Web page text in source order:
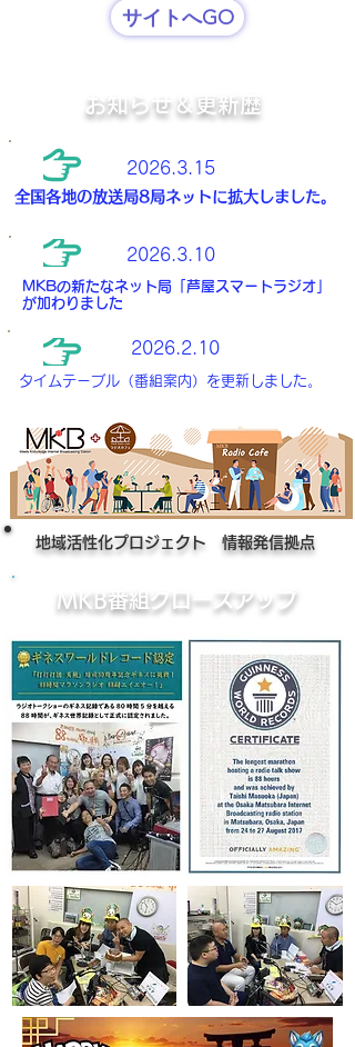
サイトへGO
お知らせ＆更新歴
​2026.3.15
全国各地の放送局8局ネットに拡大しました。
​2026.3.10
MKBの新たなネット局「芦屋スマートラジオ」
が加わりました
​2026.2.10
タイムテーブル（番組案内）を更新しました。
地域活性化プロジェクト 情報発信拠点
MKB番組クローズアップ